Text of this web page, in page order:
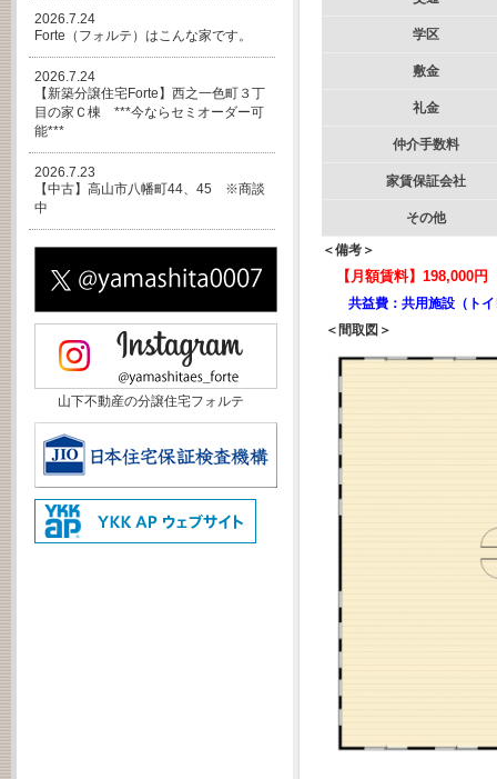
学区
敷金
礼金
仲介手数料
家賃保証会社
その他
＜備考＞
【月額賃料】198,000
共益費：共用施設（ト
＜間取図＞
2026.7.24
Forte（フォルテ）はこんな家です。
2026.7.24
【新築分譲住宅Forte】西之一色町３丁
目の家Ｃ棟 ***今ならセミオーダー可
能***
2026.7.23
【中古】高山市八幡町44、45 ※商談
中
山下不動産の分譲住宅フォルテ